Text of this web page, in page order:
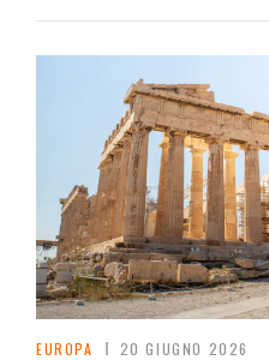
EUROPA 20 GIUGNO 2026